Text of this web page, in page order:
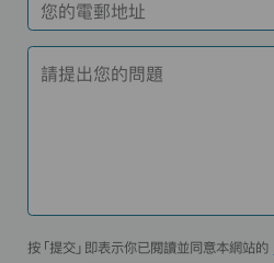
您的電郵地址
請提出您的問題
按「提交」即表示你已閱讀並同意本網站的